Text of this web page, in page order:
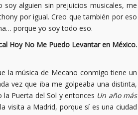
alguien sin prejuicios musicales, me
por igual. Creo que también por eso
porque yo soy todo eso.
Hoy No Me Puedo Levantar en México.
la música de Mecano conmigo tiene un
vez que iba me golpeaba una distinta,
Puerta del Sol y entonces Un año más
visita a Madrid, porque sí es una ciudad